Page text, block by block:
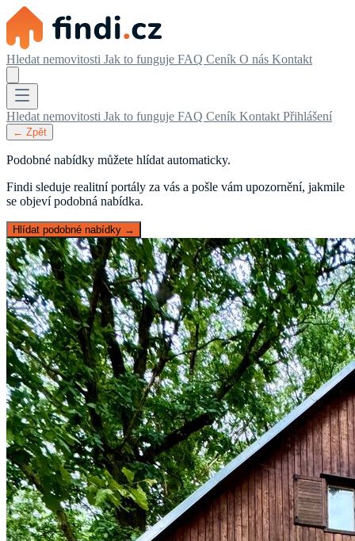
Hledat nemovitosti Jak to funguje FAQ Ceník O nás Kontakt
Hledat nemovitosti Jak to funguje FAQ Ceník Kontakt Přihlášení
← Zpět
Podobné nabídky můžete hlídat automaticky.
Findi sleduje realitní portály za vás a pošle vám upozornění, jakmile
se objeví podobná nabídka.
Hlídat podobné nabídky →